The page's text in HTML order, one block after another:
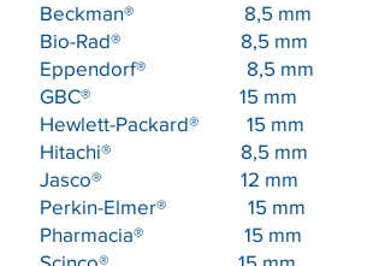
Beckman® 8,5 mm
Bio-Rad® 8,5 mm
Eppendorf® 8,5 mm
GBC® 15 mm
Hewlett-Packard® 15 mm
Hitachi® 8,5 mm
Jasco® 12 mm
Perkin-Elmer® 15 mm
Pharmacia® 15 mm